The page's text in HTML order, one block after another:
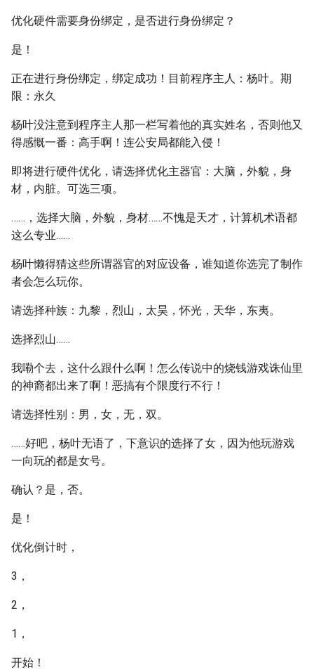
优化硬件需要身份绑定，是否进行身份绑定？
是！
正在进行身份绑定，绑定成功！目前程序主人：杨叶。期
限：永久
杨叶没注意到程序主人那一栏写着他的真实姓名，否则他又
得感慨一番：高手啊！连公安局都能入侵！
即将进行硬件优化，请选择优化主器官：大脑，外貌，身
材，内脏。可选三项。
……，选择大脑，外貌，身材……不愧是天才，计算机术语都
这么专业……
杨叶懒得猜这些所谓器官的对应设备，谁知道你选完了制作
者会怎么玩你。
请选择种族：九黎，烈山，太昊，怀光，天华，东夷。
选择烈山……
我嘞个去，这什么跟什么啊！怎么传说中的烧钱游戏诛仙里
的神裔都出来了啊！恶搞有个限度行不行！
请选择性别：男，女，无，双。
……好吧，杨叶无语了，下意识的选择了女，因为他玩游戏
一向玩的都是女号。
确认？是，否。
是！
优化倒计时，
3，
2，
1，
开始！